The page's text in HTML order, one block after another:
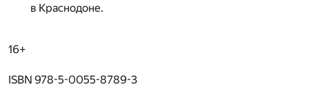
в Краснодоне.
16+
ISBN 978-5-0055-8789-3